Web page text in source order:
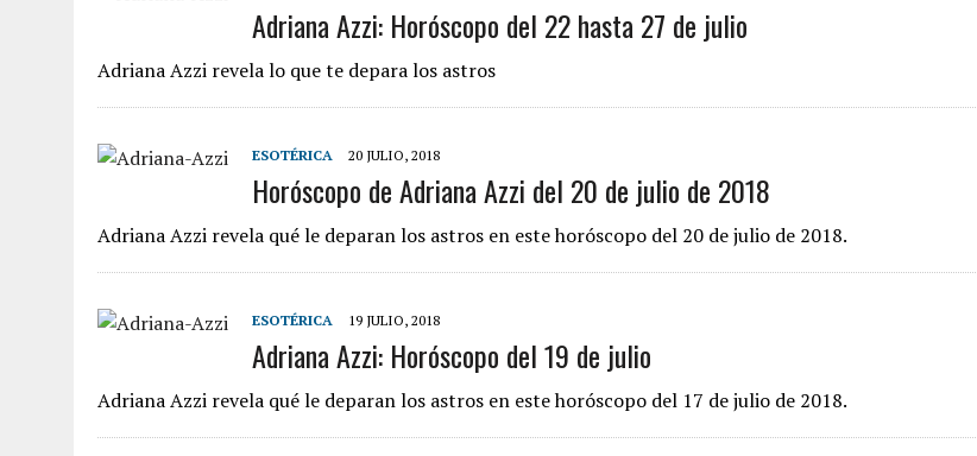
Adriana Azzi: Horóscopo del 22 hasta 27 de julio
Adriana Azzi revela lo que te depara los astros
ESOTÉRICA 20 JULIO, 2018
Horóscopo de Adriana Azzi del 20 de julio de 2018
Adriana Azzi revela qué le deparan los astros en este horóscopo del 20 de julio de 2018.
ESOTÉRICA 19 JULIO, 2018
Adriana Azzi: Horóscopo del 19 de julio
Adriana Azzi revela qué le deparan los astros en este horóscopo del 17 de julio de 2018.